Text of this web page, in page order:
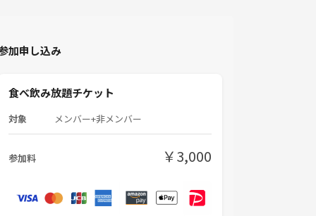
加申し込み
食べ飲み放題チケット
対象 メンバー+非メンバー
参加料 ￥3,000